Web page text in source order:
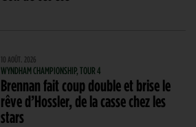
10 AOÛT. 2026
WYNDHAM CHAMPIONSHIP, TOUR 4
Brennan fait coup double et brise le
rêve d’Hossler, de la casse chez les
stars